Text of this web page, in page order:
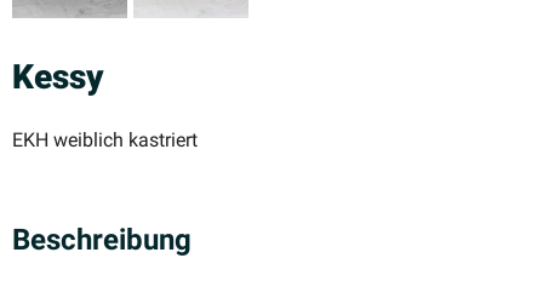
Kessy
EKH weiblich kastriert
Beschreibung